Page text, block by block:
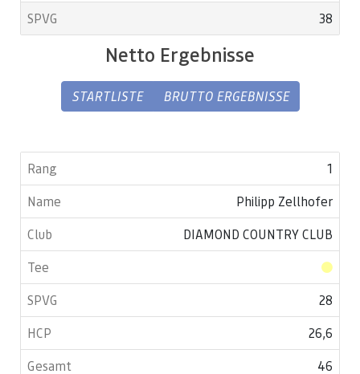
38
Netto Ergebnisse
STARTLISTE BRUTTO ERGEBNISSE
1
Philipp Zellhofer
DIAMOND COUNTRY CLUB
28
26,6
46